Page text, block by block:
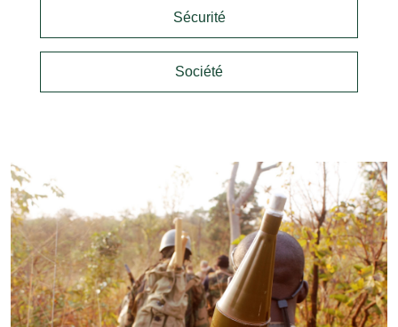
Sécurité
Société